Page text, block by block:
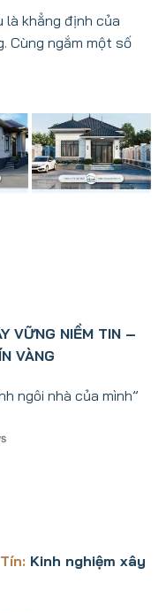
là khẳng định của
Cùng ngắm một số
VỮNG NIỀM TIN –
VÀNG
ngôi nhà của mình”
Kinh nghiệm xây